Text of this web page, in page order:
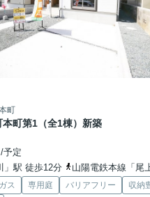
町
町第1（全1棟）新築
予定
」駅 徒歩12分
山陽電鉄本線「尾上の松」
ス 専用庭 バリアフリー
収納